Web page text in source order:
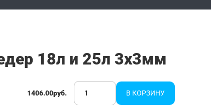
18л и 25л 3x3мм
1406.00руб.